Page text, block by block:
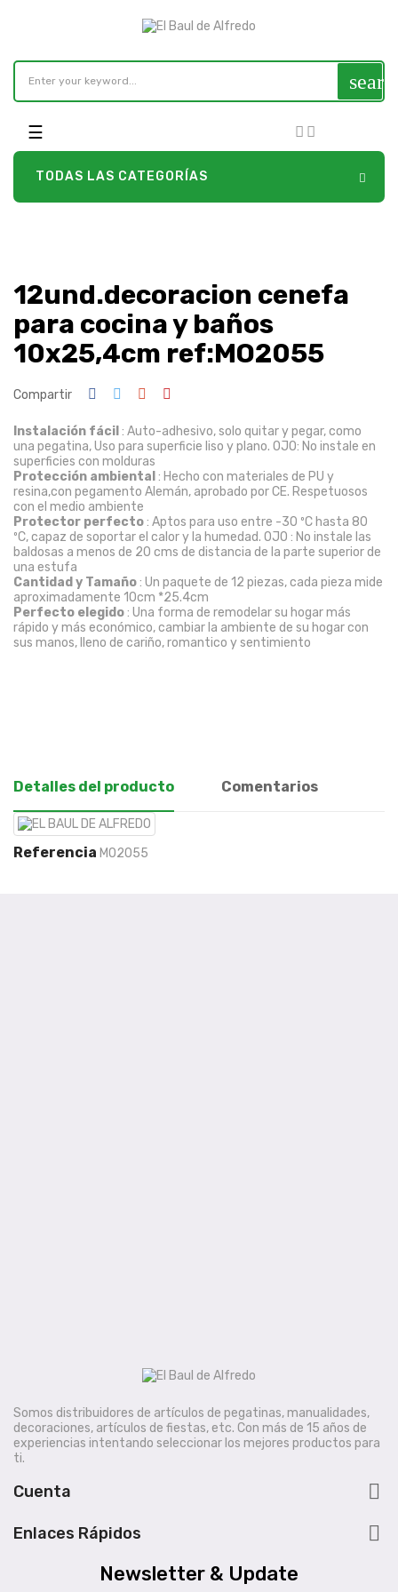
TODAS LAS CATEGORÍAS
Navegación
de
palanca
☰
12und.decoracion cenefa
para cocina y baños
10x25,4cm ref:MO2055
Compartir
Instalación fácil : Auto-adhesivo, solo quitar y pegar, como
una pegatina, Uso para superficie liso y plano. OJO: No instale en
superficies con molduras
Protección ambiental : Hecho con materiales de PU y
resina,con pegamento Alemán, aprobado por CE. Respetuosos
con el medio ambiente
Protector perfecto: Aptos para uso entre -30 ºC hasta 80
ºC, capaz de soportar el calor y la humedad. OJO : No instale las
baldosas a menos de 20 cms de distancia de la parte superior de
una estufa
Cantidad y Tamaño: Un paquete de 12 piezas, cada pieza mide
aproximadamente 10cm *25.4cm
Perfecto elegido: Una forma de remodelar su hogar más
rápido y más económico, cambiar la ambiente de su hogar con
sus manos, lleno de cariño, romantico y sentimiento
Detalles del producto Comentarios
Referencia MO2055
Somos distribuidores de artículos de pegatinas, manualidades,
decoraciones, artículos de fiestas, etc. Con más de 15 años de
experiencias intentando seleccionar los mejores productos para
ti.
Cuenta 
Enlaces Rápidos 
Newsletter & Update